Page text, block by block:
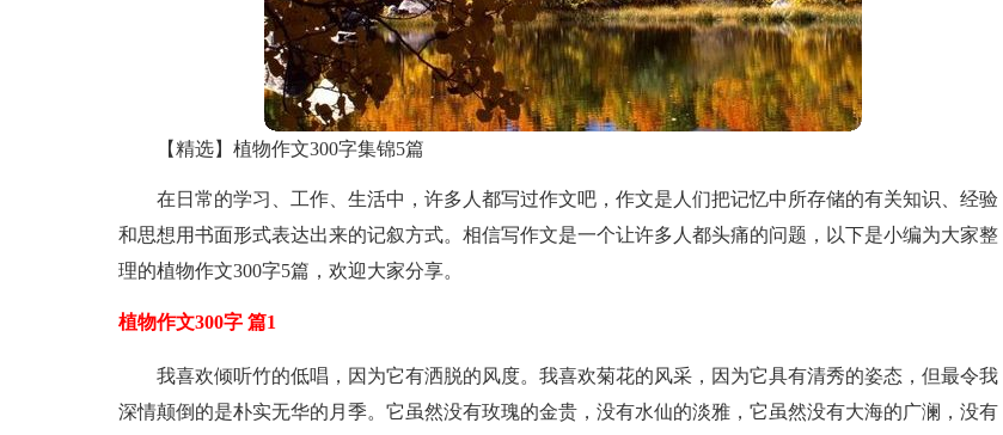
【精选】植物作文300字集锦5篇
在日常的学习、工作、生活中，许多人都写过作文吧，作文是人们把记忆中所存储的有关知识、经验
和思想用书面形式表达出来的记叙方式。相信写作文是一个让许多人都头痛的问题，以下是小编为大家整
理的植物作文300字5篇，欢迎大家分享。
植物作文300字 篇1
我喜欢倾听竹的低唱，因为它有洒脱的风度。我喜欢菊花的风采，因为它具有清秀的姿态，但最令我
深情颠倒的是朴实无华的月季。它虽然没有玫瑰的金贵，没有水仙的淡雅，它虽然没有大海的广澜，没有